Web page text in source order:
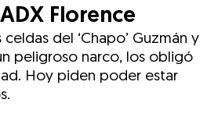
Florence
del ‘Chapo’ Guzmán y
peligroso narco, los obligó
Hoy piden poder estar